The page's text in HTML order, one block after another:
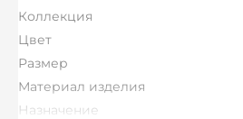
Коллекция
Цвет
Размер
Материал изделия
Назначение